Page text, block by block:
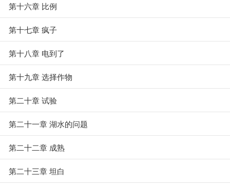
第十六章 比例
第十七章 疯子
第十八章 电到了
第十九章 选择作物
第二十章 试验
第二十一章 湖水的问题
第二十二章 成熟
第二十三章 坦白